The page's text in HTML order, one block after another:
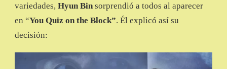
variedades, Hyun Bin sorprendió a todos al aparecer
en “You Quiz on the Block”. Él explicó así su
decisión: